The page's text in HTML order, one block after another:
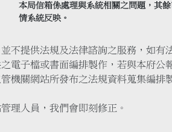
本局信箱係處理與系統相關之問題，其
情系統反映。
不提供法規及法律諮詢之服務，如有
電子檔或書面編排製作，若與本府公
機關網站所發布之法規資料蒐集編
理人員，我們會即刻修正。